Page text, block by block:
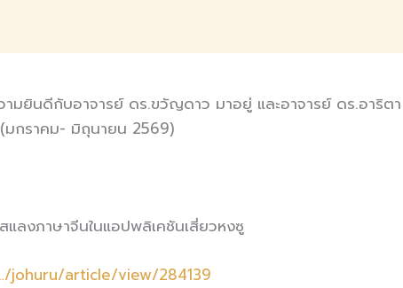
ยินดีกับอาจารย์ ดร.ขวัญดาว มาอยู่ และอาจารย์ ดร.อาริต
กราคม- มิถุนายน 2569)
ลงภาษาจีนในแอปพลิเคชันเสี่ยวหงซู
article/view/284139